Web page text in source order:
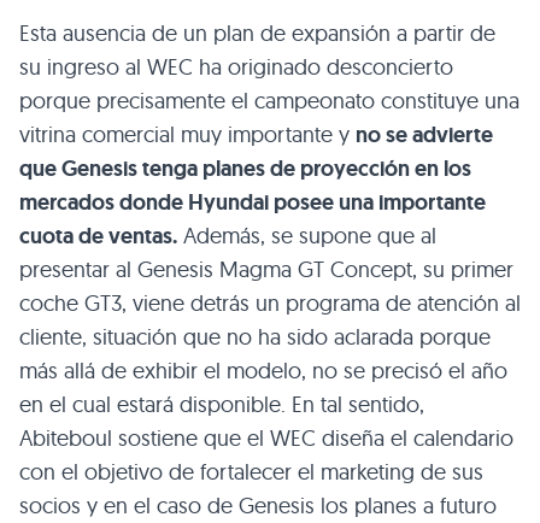
Esta ausencia de un plan de expansión a partir de
su ingreso al WEC ha originado desconcierto
porque precisamente el campeonato constituye una
vitrina comercial muy importante y no se advierte
que Genesis tenga planes de proyección en los
mercados donde Hyundai posee una importante
cuota de ventas. Además, se supone que al
presentar al Genesis Magma GT Concept, su primer
coche GT3, viene detrás un programa de atención al
cliente, situación que no ha sido aclarada porque
más allá de exhibir el modelo, no se precisó el año
en el cual estará disponible. En tal sentido,
Abiteboul sostiene que el WEC diseña el calendario
con el objetivo de fortalecer el marketing de sus
socios y en el caso de Genesis los planes a futuro